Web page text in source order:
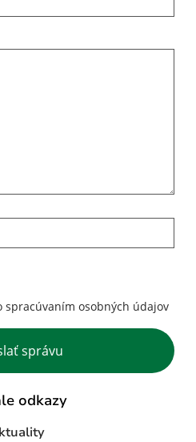
spracúvaním osobných údajov
správu
odkazy